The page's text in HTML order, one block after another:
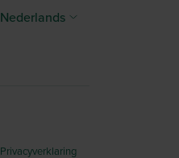
Nederlands
Privacyverklaring